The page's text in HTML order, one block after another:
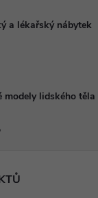
a lékařský nábytek
modely lidského těla